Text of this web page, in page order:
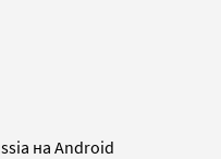
на Android